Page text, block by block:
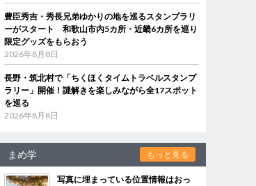
豊臣秀吉・秀長兄弟ゆかりの地を巡るスタンプラリ
ーがスタート 和歌山市内5カ所・近畿6カ所を巡り
限定グッズをもらおう
2026年8月8日
長野・筑北村で「ちくほくタイムトラベルスタンプ
ラリー」開催！謎解きを楽しみながら全17スポット
を巡る
2026年8月8日
まめ学 もっと見る
写真に埋まっている位置情報はおっ